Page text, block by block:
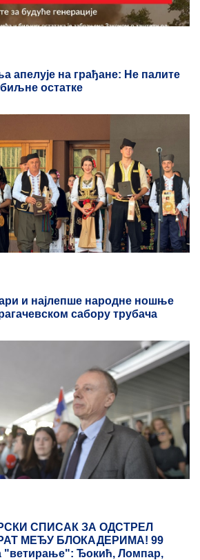
апелује на грађане: Не палите
остатке
и најлепше народне ношње
сабору трубача
СПИСАК ЗА ОДСТРЕЛ
МЕЂУ БЛОКАДЕРИМА! 99
"ветирање": Ђокић, Ломпар,